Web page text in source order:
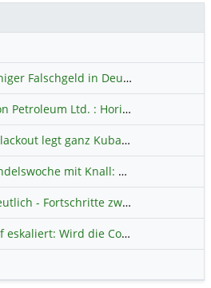
Bundesbank: Weniger Falschgeld in Deutschland
IRW-News: Horizon Petroleum Ltd. : Horizon Petroleum beginnt mit der Testförderung im Projekt Lachowice in Polen und schließt die Platzierung einer überzeichneten Wandelanleihe ab
Erneuter Strom-Blackout legt ganz Kuba lahm
Gold beendet Handelswoche mit Knall: Barrick Mining – Ist diese Aktie wieder ein Kauf?
Ölpreise fallen deutlich - Fortschritte zwischen USA und Iran belasten
Übernahmekampf eskaliert: Wird die Commerzbank italienisch?